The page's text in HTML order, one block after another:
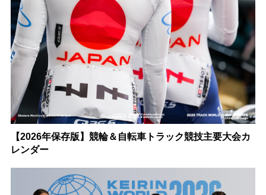
【2026年保存版】競輪＆自転車トラック競技主要大会カ
レンダー